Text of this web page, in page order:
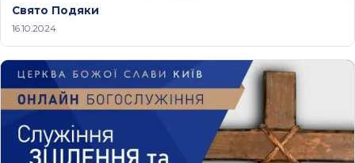
Свято Подяки
16.10.2024